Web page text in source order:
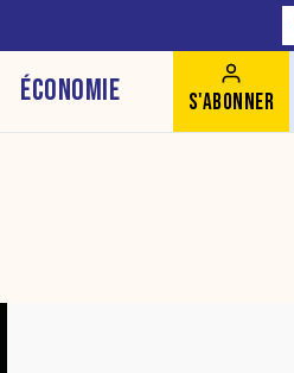
ÉCONOMIE S'ABONNER